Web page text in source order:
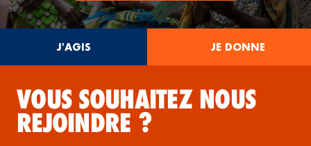
J'AGIS JE DONNE
VOUS SOUHAITEZ NOUS
REJOINDRE ?